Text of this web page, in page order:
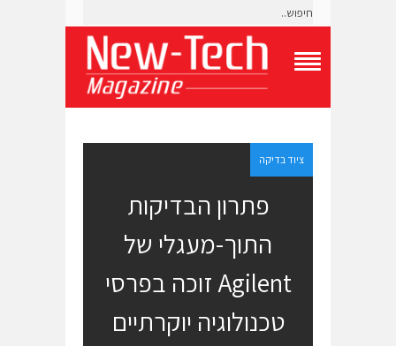
g
l
e
N
ציוד בדיקה
פתרון הבדיקות
התוך-מעגלי של
Agilent זוכה בפרסי
טכנולוגיה יוקרתיים